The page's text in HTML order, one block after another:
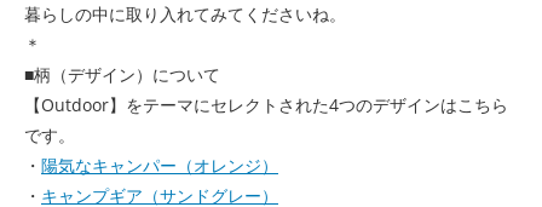
暮らしの中に取り入れてみてくださいね。
＊
■柄（デザイン）について
【Outdoor】をテーマにセレクトされた4つのデザインはこちら
です。
・ 陽気なキャンパー（オレンジ）
・ キャンプギア（サンドグレー）